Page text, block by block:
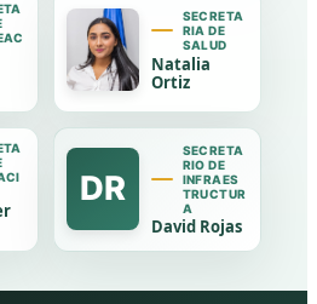
SECRETA
RIA DE
SALUD
Natalia
Ortiz
DR
SECRETA
RIO DE
INFRAES
TRUCTUR
A
David Rojas